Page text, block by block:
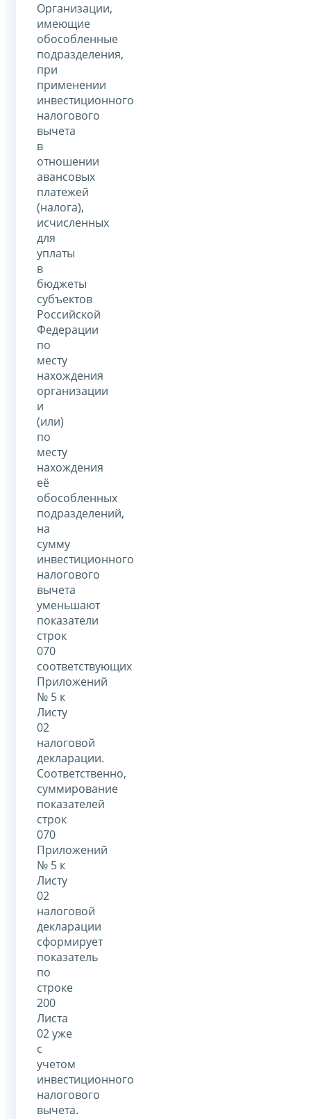
Организации,
имеющие
обособленные
подразделения,
при
применении
инвестиционного
налогового
вычета
в
отношении
авансовых
платежей
(налога),
исчисленных
для
уплаты
в
бюджеты
субъектов
Российской
Федерации
по
месту
нахождения
организации
и
(или)
по
месту
нахождения
её
обособленных
подразделений,
на
сумму
инвестиционного
налогового
вычета
уменьшают
показатели
строк
070
соответствующих
Приложений
№ 5 к
Листу
02
налоговой
декларации.
Соответственно,
суммирование
показателей
строк
070
Приложений
№ 5 к
Листу
02
налоговой
декларации
сформирует
показатель
по
строке
200
Листа
02 уже
с
учетом
инвестиционного
налогового
вычета.